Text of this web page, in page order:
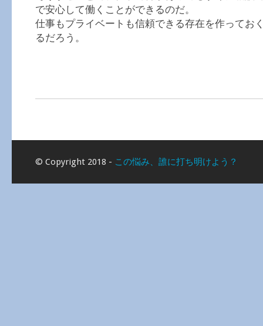
で安心して働くことができるのだ。
仕事もプライベートも信頼できる存在を作ってお
るだろう。
© Copyright 2018 - この悩み、誰に打ち明けよう？